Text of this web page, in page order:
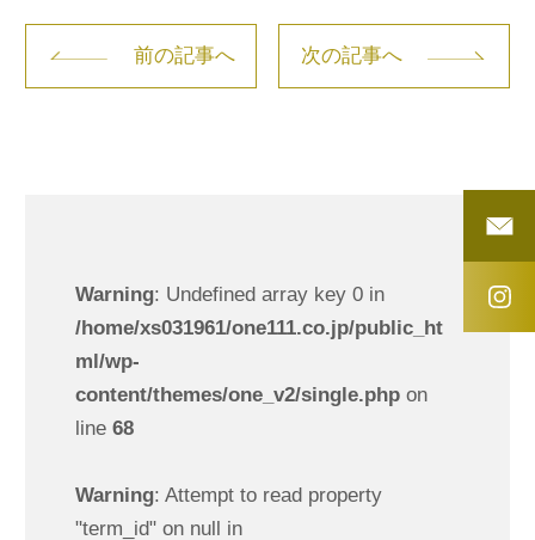
前の記事へ 次の記事へ
Warning: Undefined array key 0 in
/home/xs031961/one111.co.jp/public_ht
ml/wp-
content/themes/one_v2/single.phpon
line 68
Warning: Attempt to read property
"term_id" on null in